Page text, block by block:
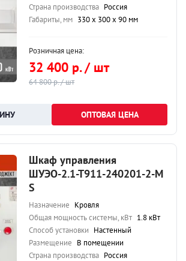
Страна производства Россия
Габариты, мм 330 х 300 х 90 мм
Розничная цена:
32 400 р. / шт
64 800 р. / шт
ОПТОВАЯ ЦЕНА
Шкаф управления
ШУЭО-2.1-Т911-240201-2-М
S
Назначение Кровля
Общая мощность системы, кВт 1.8 кВт
Способ установки Настенный
Размещение В помещении
Страна производства Россия